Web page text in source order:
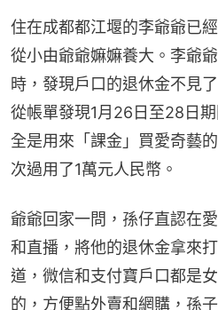
住在成都都江堰的李爺爺已
從小由爺爺嫲嫲養大。李爺
時，發現戶口的退休金不見
從帳單發現1月26日至28日
全是用來「課金」買愛奇藝
次過用了1萬元人民幣。
爺爺回家一問，孫仔直認在
和直播，將他的退休金拿來
道，微信和支付寶戶口都是
的，方便點外賣和網購，孫